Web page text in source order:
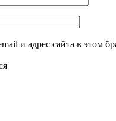
и адрес сайта в этом